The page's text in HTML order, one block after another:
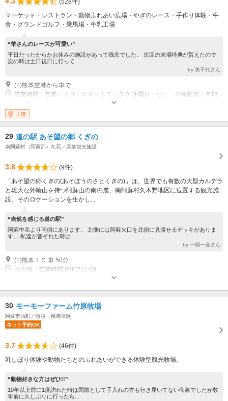
(528件)
マーケット・レストラン・動物ふれあい広場・やぎのレース・手作り体験・牛
舎・グランドゴルフ・乗馬場・牛乳工場
“羊さんのレースが可愛い”
平日だったからかお休みの施設があって残念でした。 次回の来場特典が貰えたので
次の時は土日祝日に行って...
by 美千代さん
(1)熊本空港から車で
営業時間：営業：１０：００～１７：００ 休園日：なし ※梅雨期・冬期
王道
29 道の駅 あそ望の郷 くぎの
南阿蘇村（阿蘇郡）久石／産業観光施設
3.8
(9件)
「あそ望の郷くぎの(あそぼうのさとくぎの)」は、世界でも有数の大型カルデラ
と雄大な外輪山を持つ阿蘇山の南の麓、南阿蘇村久木野地区に位置する観光施
設。そのロケーションを生かし...
“自然を感じる道の駅”
阿蘇中岳より南側にあります。 北側には阿蘇火口を北側に見渡せるデッキがありま
す。 私達が音ぞれた時は...
by 一期一会さん
(1)熊本ＩＣ 車 50分
その他：営業時間 9:00?17:00
30 モーモーファーム竹原牧場
阿蘇市西町／牧場・酪農体験
ネット予約OK
3.7
(46件)
乳しぼり体験や動物たちとのふれあいができる体験型観光牧場。
“動物好きな方はぜひ!!”
10年以上前に1度訪れた時は閑散として手入れの方も行き届いてない印象でしたが数
年前に久しぶりに行ったら...